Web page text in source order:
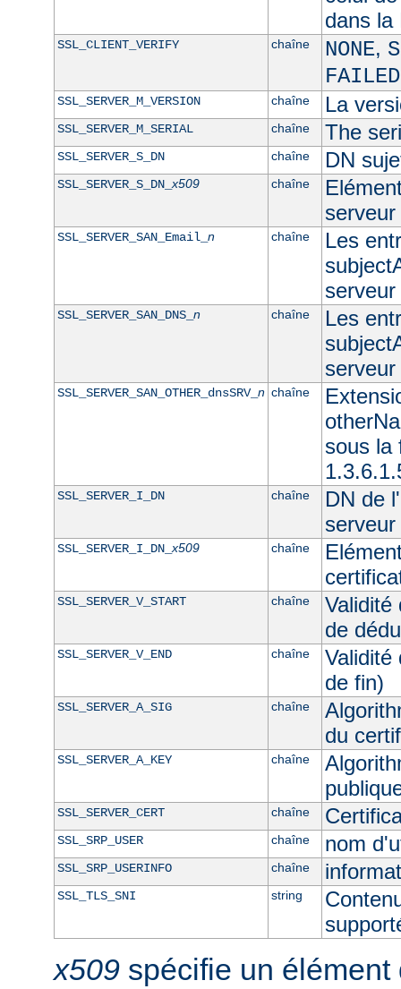
dans la
SSL_CLIENT_VERIFY chaîne NONE,
SSL_SERVER_M_VERSION chaîne La
SSL_SERVER_M_SERIAL chaîne The
SSL_SERVER_S_DN chaîne DN
SSL_SERVER_S_DN_x509 chaîne
serveur
SSL_SERVER_SAN_Email_ n chaîne
Les
SSL_SERVER_SAN_DNS_ n chaîne
Les
SSL_SERVER_SAN_OTHER_dnsSRV_ n chaîne
sous la
SSL_SERVER_I_DN chaîne
DN de
serveur
SSL_SERVER_I_DN_x509 chaîne
SSL_SERVER_V_START chaîne
Validité
de
SSL_SERVER_V_END chaîne
Validité
de fin)
SSL_SERVER_A_SIG chaîne
du
SSL_SERVER_A_KEY chaîne
SSL_SERVER_CERT chaîne
SSL_SRP_USER chaîne nom
SSL_SRP_USERINFO chaîne
SSL_TLS_SNI string
x509 spécifie un